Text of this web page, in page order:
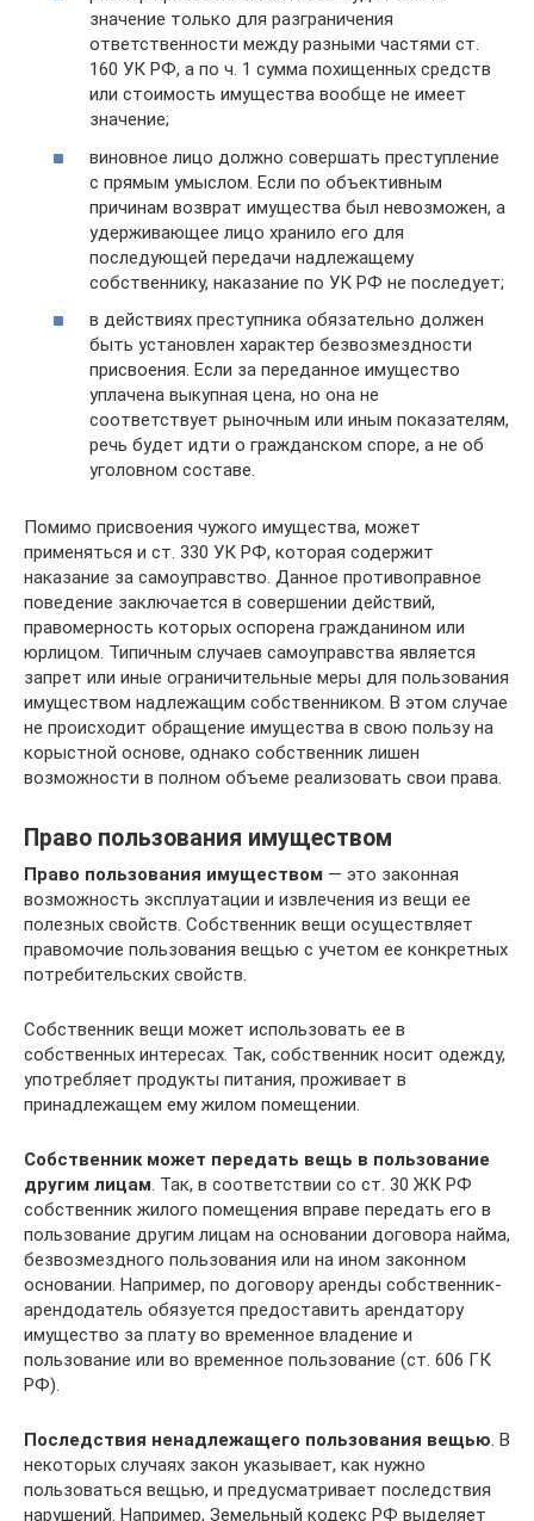
значение только для разграничения
ответственности между разными частями ст.
160 УК РФ, а по ч. 1 сумма похищенных средств
или стоимость имущества вообще не имеет
значение;
виновное лицо должно совершать преступление
с прямым умыслом. Если по объективным
причинам возврат имущества был невозможен, а
удерживающее лицо хранило его для
последующей передачи надлежащему
собственнику, наказание по УК РФ не последует;
в действиях преступника обязательно должен
быть установлен характер безвозмездности
присвоения. Если за переданное имущество
уплачена выкупная цена, но она не
соответствует рыночным или иным показателям,
речь будет идти о гражданском споре, а не об
уголовном составе.
Помимо присвоения чужого имущества, может
применяться и ст. 330 УК РФ, которая содержит
наказание за самоуправство. Данное противоправное
поведение заключается в совершении действий,
правомерность которых оспорена гражданином или
юрлицом. Типичным случаев самоуправства является
запрет или иные ограничительные меры для пользования
имуществом надлежащим собственником. В этом случае
не происходит обращение имущества в свою пользу на
корыстной основе, однако собственник лишен
возможности в полном объеме реализовать свои права.
Право пользования имуществом
Право пользования имуществом — это законная
возможность эксплуатации и извлечения из вещи ее
полезных свойств. Собственник вещи осуществляет
правомочие пользования вещью с учетом ее конкретных
потребительских свойств.
Собственник вещи может использовать ее в
собственных интересах. Так, собственник носит одежду,
употребляет продукты питания, проживает в
принадлежащем ему жилом помещении.
Собственник может передать вещь в пользование
другим лицам. Так, в соответствии со ст. 30 ЖК РФ
собственник жилого помещения вправе передать его в
пользование другим лицам на основании договора найма,
безвозмездного пользования или на ином законном
основании. Например, по договору аренды собственник-
арендодатель обязуется предоставить арендатору
имущество за плату во временное владение и
пользование или во временное пользование (ст. 606 ГК
РФ).
Последствия ненадлежащего пользования вещью. В
некоторых случаях закон указывает, как нужно
пользоваться вещью, и предусматривает последствия
нарушений. Например, Земельный кодекс РФ выделяет